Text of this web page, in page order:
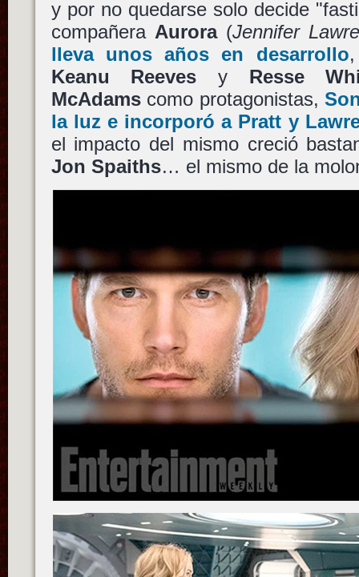
y por no quedarse solo decide
compañera Aurora(Jennifer
lleva unos años en desarrollo
Keanu Reeves y Resse
McAdamscomo protagonistas,
la luz e incorporó a Pratt y
el impacto del mismo creció
Jon Spaiths… el mismo de la